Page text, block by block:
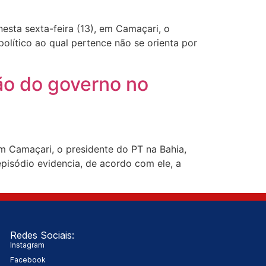
sexta-feira (13), em Camaçari, o
ao qual pertence não se orienta por
do governo no
Camaçari, o presidente do PT na Bahia,
evidencia, de acordo com ele, a
Redes Sociais:
Instagram
Facebook